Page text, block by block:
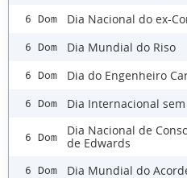
6 Dom Dia Nacional do ex-
6 Dom Dia Mundial do Riso
6 Dom Dia do Engenheiro
6 Dom Dia Internacional
6 Dom
Dia Nacional de
de Edwards
6 Dom Dia Mundial do